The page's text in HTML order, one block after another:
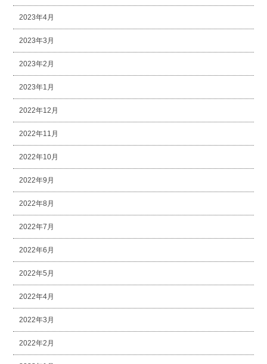
2023年4月
2023年3月
2023年2月
2023年1月
2022年12月
2022年11月
2022年10月
2022年9月
2022年8月
2022年7月
2022年6月
2022年5月
2022年4月
2022年3月
2022年2月